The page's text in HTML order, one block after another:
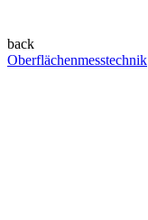
back
Oberflächenmesstechnik